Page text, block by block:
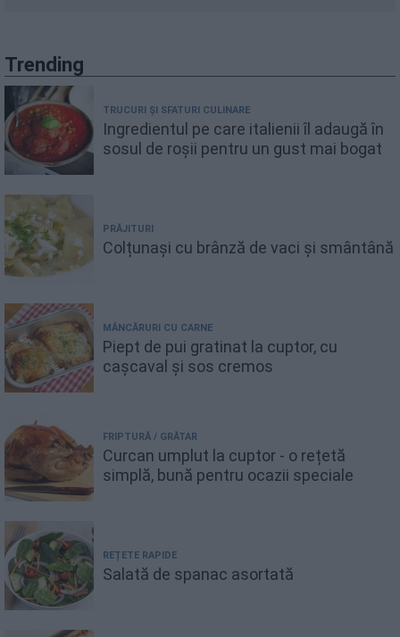
Trending
TRUCURI ȘI SFATURI CULINARE
Ingredientul pe care italienii îl adaugă în
sosul de roșii pentru un gust mai bogat
PRĂJITURI
Colțunași cu brânză de vaci și smântână
MÂNCĂRURI CU CARNE
Piept de pui gratinat la cuptor, cu
cașcaval și sos cremos
FRIPTURĂ / GRĂTAR
Curcan umplut la cuptor - o rețetă
simplă, bună pentru ocazii speciale
REȚETE RAPIDE
Salată de spanac asortată